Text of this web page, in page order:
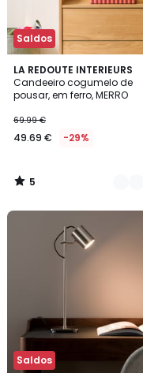
Saldos
LA REDOUTE INTERIEURS
Candeeiro cogumelo de
pousar, em ferro, MERRO
69.99 €
49.69 € -29%
5
/
5
2
Cores
5
/
Saldos